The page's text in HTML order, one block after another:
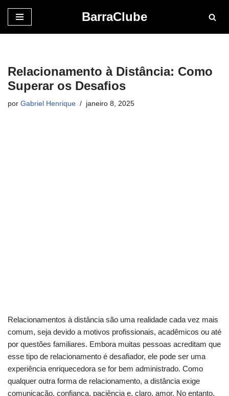
Pular
BarraClube
Relacionamento à Distância: Como
Superar os Desafios
por Gabriel Henrique janeiro 8, 2025
Relacionamentos à distância são uma realidade cada vez mais
comum, seja devido a motivos profissionais, acadêmicos ou até
por questões familiares. Embora muitas pessoas acreditam que
esse tipo de relacionamento é desafiador, ele pode ser uma
experiência enriquecedora se for bem administrado. Como
qualquer outra forma de relacionamento, a distância exige
comunicação, confiança, paciência e, claro, amor. No entanto,